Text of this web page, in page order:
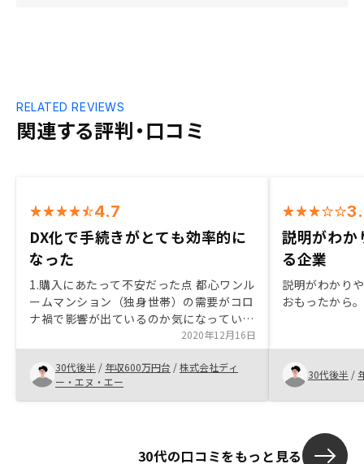
関連する評判・口コミ
RELATED REVIEWS
4.7
DX化で手続きがとても効率的に
なった
1.購入にあたって不安だった点 都心ワンル
ームマンション（独身世帯）の需要がコロ
ナ禍で影響が出ているのか気になっていた
が、営業マンが客観的な公表数値を用いて
説明してくれたので、不安は払拭された。
2.購入の決め手となった点 複数物件を持つ
際都内の一極集中ではなく、災害時のリス
ク分散として、東京・名古屋・大阪・福岡
外であってもデータに基づいた物件を紹介
2020年12月16日
30代後半 / 年収600万円台 /株式会社ディ
ー・エヌ・エー
説明がわか
る企業
説明がわかり
おもったから。
30代後半 /
30代の口コミをもっと見る